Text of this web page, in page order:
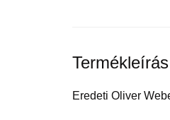
Termékleírás
Eredeti Oliver